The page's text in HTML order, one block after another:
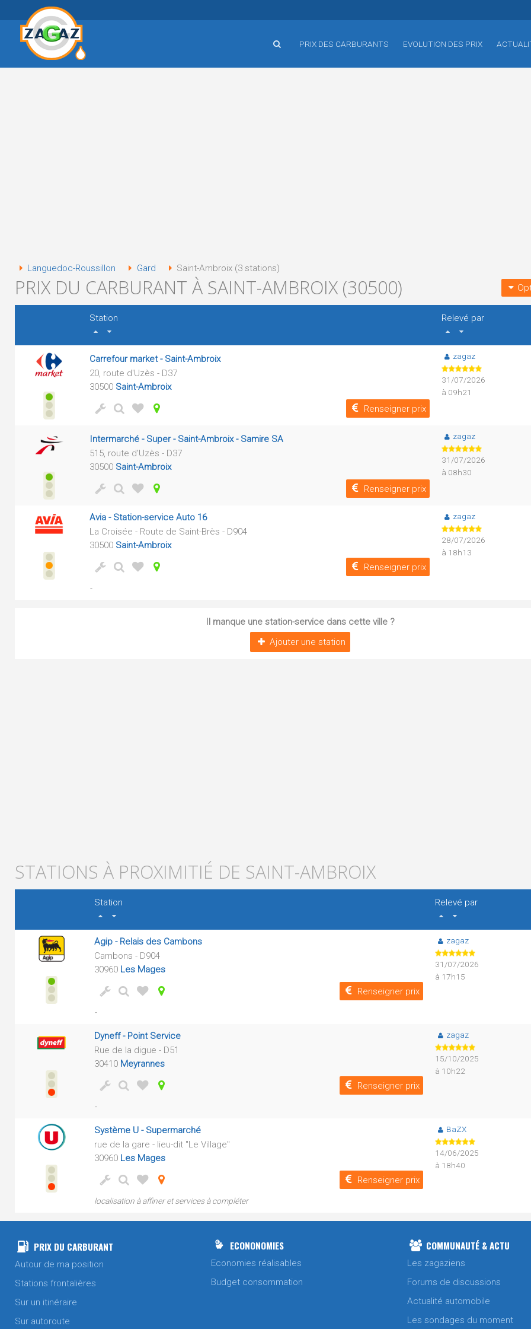
PRIX DES CARBURANTS EVOLUTION DES PRIX
Languedoc-Roussillon Gard Saint-Ambroix (3 stations)
PRIX DU CARBURANT À SAINT-AMBROIX (30500)
Station
Relevé par
Carrefour market - Saint-Ambroix
20, route d'Uzès - D37
30500 Saint-Ambroix
Renseigner prix
zagaz
31/07/2026
à 09h21
Intermarché - Super - Saint-Ambroix - Samire SA
515, route d'Uzès - D37
30500 Saint-Ambroix
Renseigner prix
zagaz
31/07/2026
à 08h30
Avia - Station-service Auto 16
La Croisée - Route de Saint-Brès - D904
30500 Saint-Ambroix
Renseigner prix
-
zagaz
28/07/2026
à 18h13
Il manque une station-service dans cette ville ?
Ajouter une station
STATIONS À PROXIMITIÉ DE SAINT-AMBROIX
Station
Relevé par
Agip - Relais des Cambons
Cambons - D904
30960 Les Mages
Renseigner prix
-
zagaz
31/07/2026
à 17h15
Dyneff - Point Service
Rue de la digue - D51
30410 Meyrannes
Renseigner prix
-
zagaz
15/10/2025
à 10h22
Système U - Supermarché
rue de la gare - lieu-dit "Le Village"
30960 Les Mages
Renseigner prix
localisation à affiner et services à compléter
BaZX
14/06/2025
à 18h40
PRIX DU CARBURANT
Autour de ma position
Stations frontalières
Sur un itinéraire
Sur autoroute
ECONONOMIES
Economies réalisables
Budget consommation
COMMUNAUTÉ & ACTU
Les zagaziens
Forums de discussions
Actualité automobile
Les sondages du moment